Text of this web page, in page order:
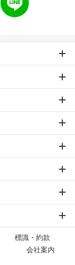
標識・約款
会社案内